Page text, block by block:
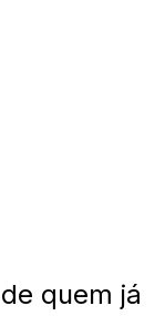
quem já